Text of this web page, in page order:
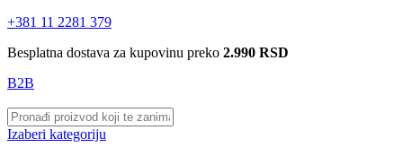
+381 11 2281 379
Besplatna dostava za kupovinu preko 2.990 RSD
B2B
Izaberi kategoriju